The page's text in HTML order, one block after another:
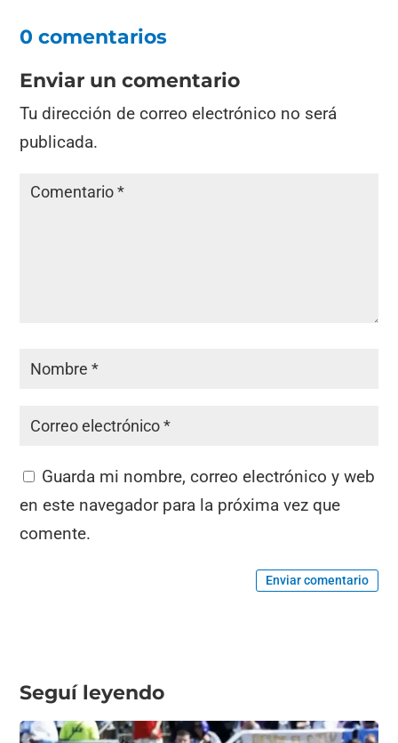
0 comentarios
Enviar un comentario
Tu dirección de correo electrónico no será
publicada.
Guarda mi nombre, correo electrónico y web
en este navegador para la próxima vez que
comente.
Enviar comentario
Seguí leyendo